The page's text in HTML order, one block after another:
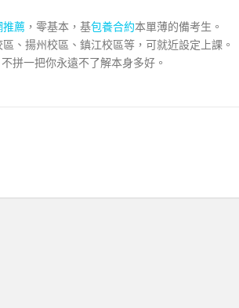
推薦 ，零基本，基包養合約本單薄的備考生。
區、揚州校區、鎮江校區等，可就近設定上課。
拼一把你永遠不了解本身多好。